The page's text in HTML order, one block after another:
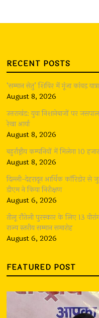
RECENT POSTS
‘सम्मान सेतु’ शिविर में गूंजा कांवड़
August 8, 2026
उत्तराखंड: युवा निशानेबाजों पर
रेखा आर्या
August 8, 2026
बहुर्राष्ट्रीय कम्पनियों में मिलेगा 10
August 8, 2026
दिल्ली-देहरादून आर्थिक कॉरिडोर से
डीएम ने किया निरीक्षण
August 6, 2026
तीलू रौतेली पुरस्कार के लिए 13
राज्य स्तरीय सम्मान समारोह
August 6, 2026
FEATURED POST